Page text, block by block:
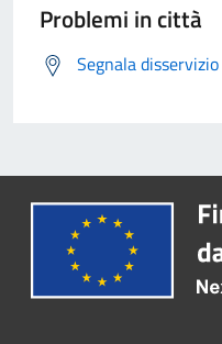
Problemi in città
Segnala disservizio